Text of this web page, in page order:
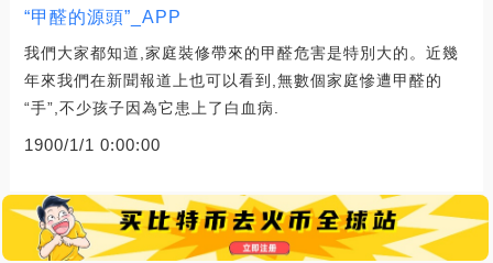
“甲醛的源頭”_APP
我們大家都知道,家庭裝修帶來的甲醛危害是特別大的。近幾
年來我們在新聞報道上也可以看到,無數個家庭慘遭甲醛的
“手”,不少孩子因為它患上了白血病.
1900/1/1 0:00:00